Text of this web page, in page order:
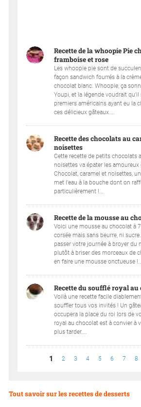
Recette de la whoopie Pie
framboise et rose
Les whoopie pie sont de
façon sandwich fourrés à la
chocolat blanc. Whoopie, ça
Youpi, et la légende voudrait qu’il
premiers américains ayant eu la
ces délicieux gâteaux....
Recette des chocolats au
noisettes
Cette recette de petits chocolats
noisettes va épater les
Chocolat, caramel et noisettes,
met l’eau à la bouche dont on
particulièrement !...
Recette de la mousse au
Voici une mousse au chocolat à
corsée mais sans beurre, ni
passer votre journée à broyer du
plutôt à briser des morceaux de
en faire une mousse onctueuse
Recette du soufflé royal au
Voilà une recette facile
souffler tous vos invités ! Un
occupera la place du roi lors de
royal au chocolat est à convier à
plus tarder....
1 2 3 4 5 6 7 8
Tout savoir sur les recettes de desserts